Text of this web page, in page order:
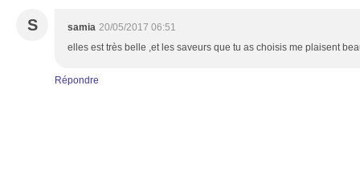
S samia 20/05/2017 06:51
elles est très belle ,et les saveurs que tu as choisis me plaisent
Répondre